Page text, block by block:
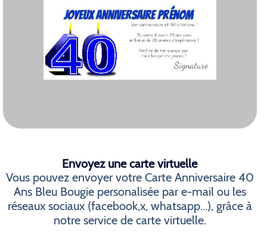
Envoyez une carte virtuelle
Vous pouvez envoyer votre Carte Anniversaire 40
Ans Bleu Bougie personalisée par e-mail ou les
réseaux sociaux (facebook,x, whatsapp...), grâce à
notre service de carte virtuelle.